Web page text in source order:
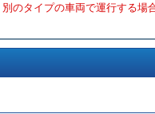
のタイプの車両で運行する場